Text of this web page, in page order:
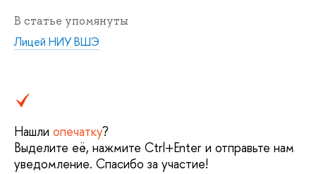
В статье упомянуты
Лицей НИУ ВШЭ
Нашли опечатку?
Выделите её, нажмите Ctrl+Enter и отправьте нам
уведомление. Спасибо за участие!